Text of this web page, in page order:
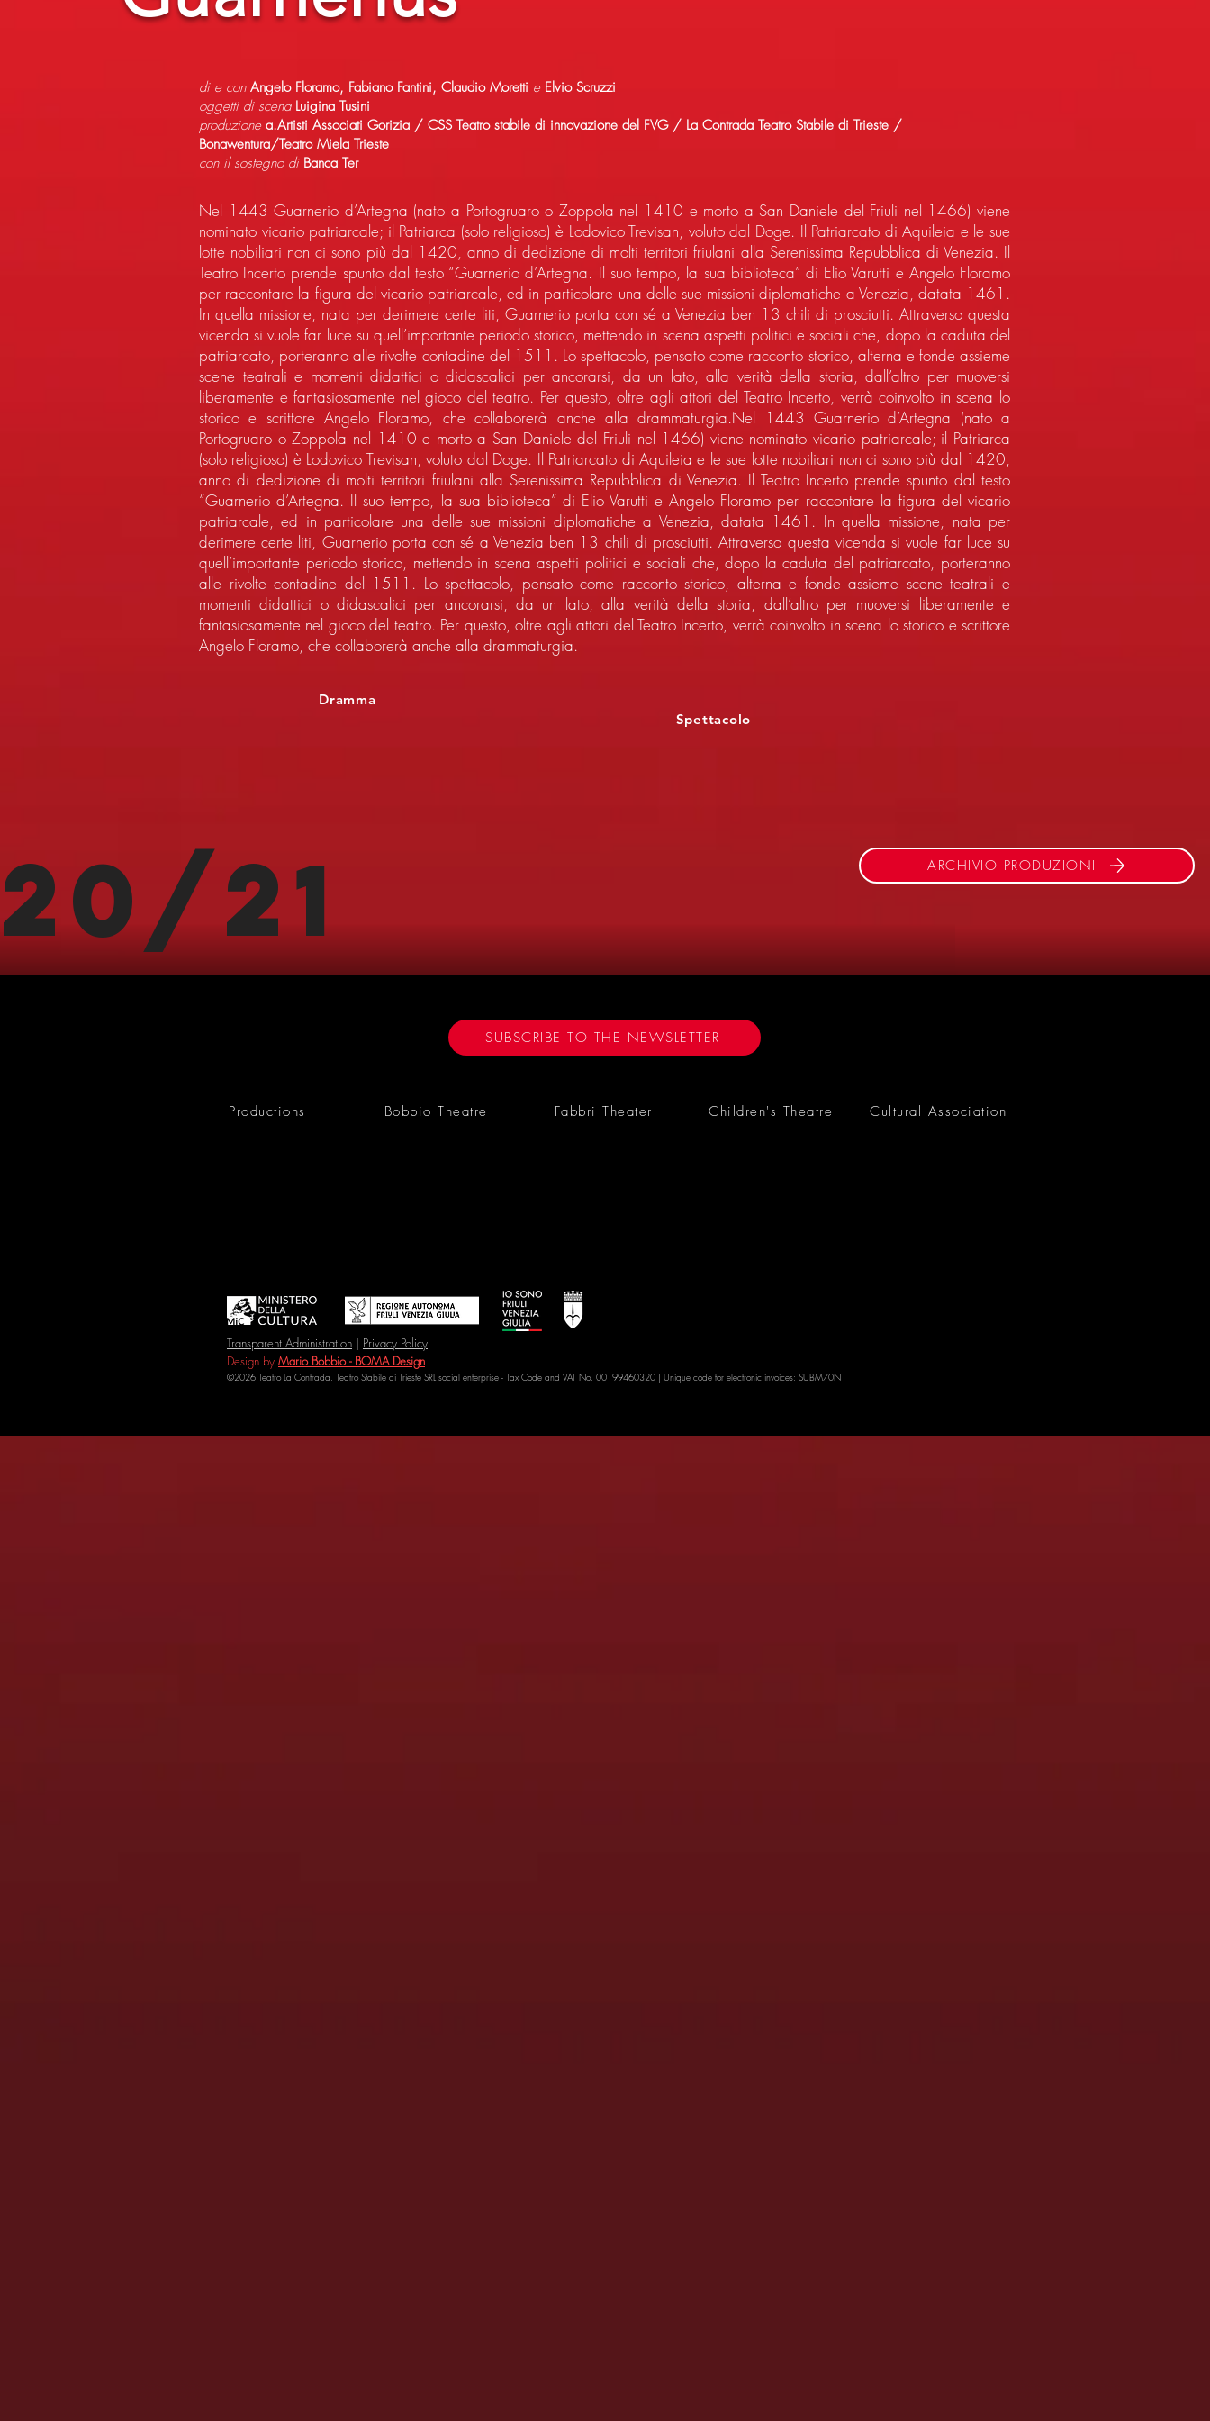
di e con Angelo Floramo, Fabiano Fantini, Claudio Moretti eElvio Scruzzi
oggetti di scena Luigina Tusini
produzione a.Artisti Associati Gorizia / CSS Teatro stabile di innovazione del FVG / La Contrada Teatro Stabile di Trieste /
Bonawentura/Teatro Miela Trieste
con il sostegno di Banca Ter
Nel 1443 Guarnerio d’Artegna (nato a Portogruaro o Zoppola nel 1410 e morto a San Daniele del Friuli nel 1466) viene
nominato vicario patriarcale; il Patriarca (solo religioso) è Lodovico Trevisan, voluto dal Doge. Il Patriarcato di Aquileia e le sue
lotte nobiliari non ci sono più dal 1420, anno di dedizione di molti territori friulani alla Serenissima Repubblica di Venezia. Il
Teatro Incerto prende spunto dal testo “Guarnerio d’Artegna. Il suo tempo, la sua biblioteca” di Elio Varutti e Angelo Floramo
per raccontare la figura del vicario patriarcale, ed in particolare una delle sue missioni diplomatiche a Venezia, datata 1461.
In quella missione, nata per derimere certe liti, Guarnerio porta con sé a Venezia ben 13 chili di prosciutti. Attraverso questa
vicenda si vuole far luce su quell’importante periodo storico, mettendo in scena aspetti politici e sociali che, dopo la caduta del
patriarcato, porteranno alle rivolte contadine del 1511. Lo spettacolo, pensato come racconto storico, alterna e fonde assieme
scene teatrali e momenti didattici o didascalici per ancorarsi, da un lato, alla verità della storia, dall’altro per muoversi
liberamente e fantasiosamente nel gioco del teatro. Per questo, oltre agli attori del Teatro Incerto, verrà coinvolto in scena lo
storico e scrittore Angelo Floramo, che collaborerà anche alla drammaturgia.Nel 1443 Guarnerio d’Artegna (nato a
Portogruaro o Zoppola nel 1410 e morto a San Daniele del Friuli nel 1466) viene nominato vicario patriarcale; il Patriarca
(solo religioso) è Lodovico Trevisan, voluto dal Doge. Il Patriarcato di Aquileia e le sue lotte nobiliari non ci sono più dal 1420,
anno di dedizione di molti territori friulani alla Serenissima Repubblica di Venezia. Il Teatro Incerto prende spunto dal testo
“Guarnerio d’Artegna. Il suo tempo, la sua biblioteca” di Elio Varutti e Angelo Floramo per raccontare la figura del vicario
patriarcale, ed in particolare una delle sue missioni diplomatiche a Venezia, datata 1461. In quella missione, nata per
derimere certe liti, Guarnerio porta con sé a Venezia ben 13 chili di prosciutti. Attraverso questa vicenda si vuole far luce su
quell’importante periodo storico, mettendo in scena aspetti politici e sociali che, dopo la caduta del patriarcato, porteranno
alle rivolte contadine del 1511. Lo spettacolo, pensato come racconto storico, alterna e fonde assieme scene teatrali e
momenti didattici o didascalici per ancorarsi, da un lato, alla verità della storia, dall’altro per muoversi liberamente e
fantasiosamente nel gioco del teatro. Per questo, oltre agli attori del Teatro Incerto, verrà coinvolto in scena lo storico e scrittore
Angelo Floramo, che collaborerà anche alla drammaturgia.
Dramma
Spettacolo
20/21 ARCHIVIO PRODUZIONI
SUBSCRIBE TO THE NEWSLETTER
Productions Bobbio Theatre Fabbri Theater Children's Theatre Cultural Association
Transparent Administration | Privacy Policy
Design by Mario Bobbio - BOMA Design
©2026 Teatro La Contrada. Teatro Stabile di Trieste SRL social enterprise - Tax Code and VAT No. 00199460320 | Unique code for electronic invoices: SUBM70N